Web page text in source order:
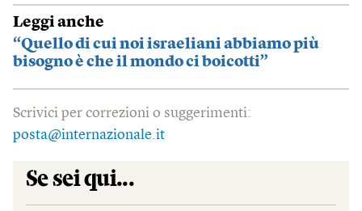
Leggi anche
“Quello di cui noi israeliani abbiamo più
bisogno è che il mondo ci boicotti”
Scrivici per correzioni o suggerimenti:
posta@internazionale.it